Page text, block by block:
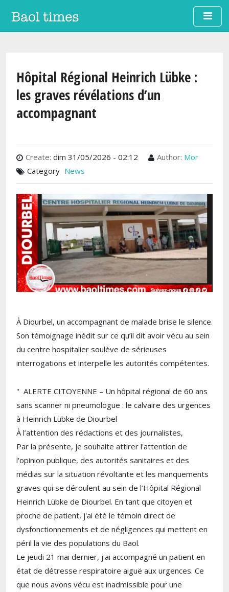
Aller au contenu principal
Hôpital Régional Heinrich Lübke :
les graves révélations d’un
accompagnant
Create: dim 31/05/2026 - 02:12 Author: Mor
Category News
À Diourbel, un accompagnant de malade brise le silence.
Son témoignage inédit sur ce qu’il dit avoir vécu au sein
du centre hospitalier soulève de sérieuses
interrogations et interpelle les autorités compétentes.
'' ALERTE CITOYENNE – Un hôpital régional de 60 ans
sans scanner ni pneumologue : le calvaire des urgences
à Heinrich Lübke de Diourbel
​À l’attention des rédactions et des journalistes,
​Par la présente, je souhaite attirer l'attention de
l'opinion publique, des autorités sanitaires et des
médias sur la situation révoltante et les manquements
graves qui se déroulent au sein de l’Hôpital Régional
Heinrich Lübke de Diourbel. En tant que citoyen et
proche de patient, j'ai été le témoin direct de
dysfonctionnements et de négligences qui mettent en
péril la vie des populations du Baol.
​Le jeudi 21 mai dernier, j'ai accompagné un patient en
état de détresse respiratoire aiguë aux urgences. Ce
que nous avons vécu est inadmissible pour une